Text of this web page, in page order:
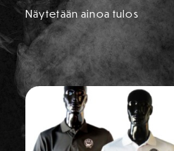
Näytetään ainoa tulos